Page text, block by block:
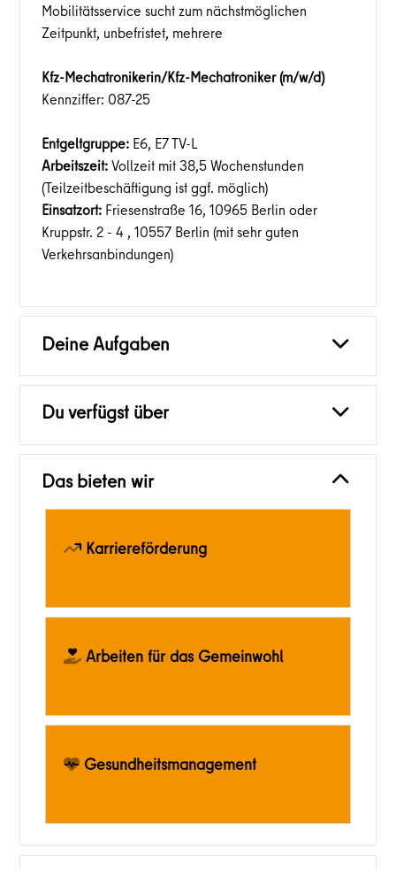
Mobilitätsservice sucht zum nächstmöglichen
Zeitpunkt, unbefristet, mehrere
Kfz-Mechatronikerin/Kfz-Mechatroniker (m/w/d)
Kennziffer: 087-25
Entgeltgruppe: E6, E7 TV-L
Arbeitszeit:Vollzeit mit 38,5 Wochenstunden
(Teilzeitbeschäftigung ist ggf. möglich)
Einsatzort: Friesenstraße 16, 10965 Berlin oder
Kruppstr. 2 - 4 , 10557 Berlin (mit sehr guten
Verkehrsanbindungen)
Deine Aufgaben
Du verfügst über
Das bieten wir
Karriereförderung
Arbeiten für das Gemeinwohl
Gesundheitsmanagement